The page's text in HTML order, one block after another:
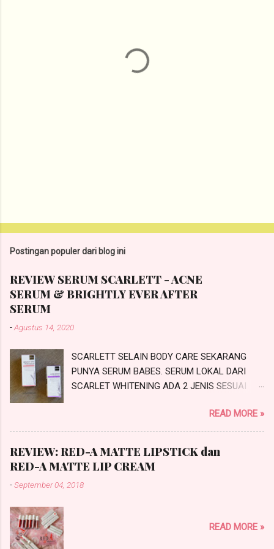
Postingan populer dari blog ini
REVIEW SERUM SCARLETT - ACNE
SERUM & BRIGHTLY EVER AFTER
SERUM
-Agustus 14, 2020
SCARLETT SELAIN BODY CARE SEKARANG
PUNYA SERUM BABES. SERUM LOKAL DARI
SCARLET WHITENING ADA 2 JENIS SESUAI
SCARLETTACNE SERUM DAN SCARLETT
BRIGHTLY EVER AFTER SERUM. INI REVIEW
SERUM SCARLETT SESUAI JANJI SAYA DI
#IchaMauCerita. PRODUCT KNOWLEDGE
SCARLETT SERUM Scarlett Whitening saat ini
merambah dari Body Care ke SkinCare
jenis serum yang bisa kalian pilih yaitu adalah
READ MORE »
REVIEW: RED-A MATTE LIPSTICK dan
RED-A MATTE LIP CREAM
-September 04, 2018
READ MORE »